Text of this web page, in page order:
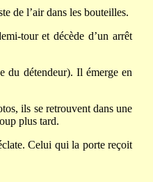
de l’air dans les bouteilles.
tour et décède d’un arrêt
du détendeur). Il émerge en
ils se retrouvent dans une
plus tard.
Celui qui la porte reçoit